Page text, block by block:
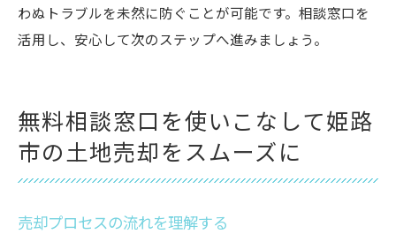
わぬトラブルを未然に防ぐことが可能です。相談窓口を
活用し、安心して次のステップへ進みましょう。
無料相談窓口を使いこなして姫路
市の土地売却をスムーズに
売却プロセスの流れを理解する